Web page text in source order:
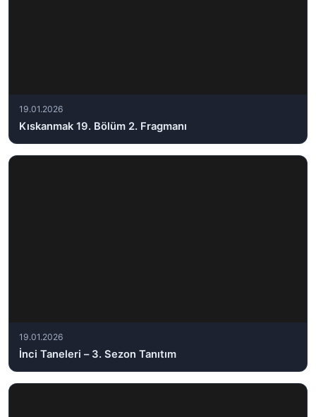
19.01.2026
Kıskanmak 19. Bölüm 2. Fragmanı
19.01.2026
İnci Taneleri – 3. Sezon Tanıtım